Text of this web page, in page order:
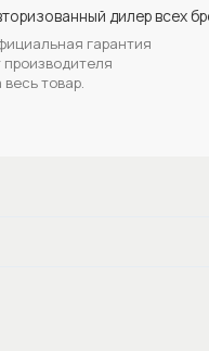
дилер всех
гарантия
производителя
весь товар.